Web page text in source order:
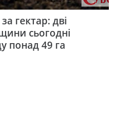
гектар: дві
сьогодні
понад 49 га